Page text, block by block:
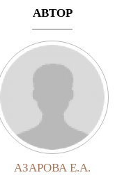
АВТОР
АЗАРОВА Е.А.